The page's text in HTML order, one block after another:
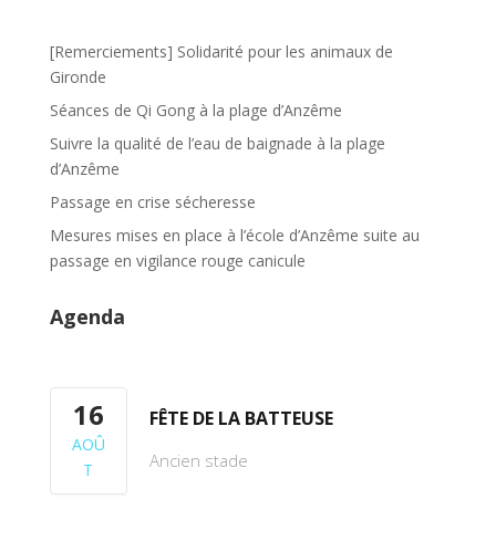
k
[Remerciements] Solidarité pour les animaux de
Gironde
Séances de Qi Gong à la plage d’Anzême
Suivre la qualité de l’eau de baignade à la plage
d’Anzême
Passage en crise sécheresse
Mesures mises en place à l’école d’Anzême suite au
passage en vigilance rouge canicule
Agenda
16
AOÛ
T
FÊTE DE LA BATTEUSE
Ancien stade